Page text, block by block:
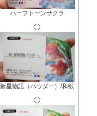
ハーフトーンサクラ
新星物語（パウダー）/和紙